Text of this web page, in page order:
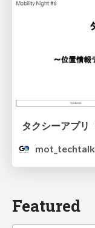
mot_techtalk
Featured